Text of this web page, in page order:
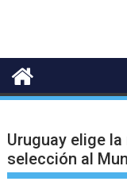
Uruguay elige
selección al